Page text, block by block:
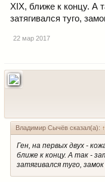
XIX, ближе к концу. А
затягивался туго,
22 мар 2017
Владимир Сычёв сказал(а): ↑
Ген, на первых двух -
ближе к концу. А так -
затягивался туго,